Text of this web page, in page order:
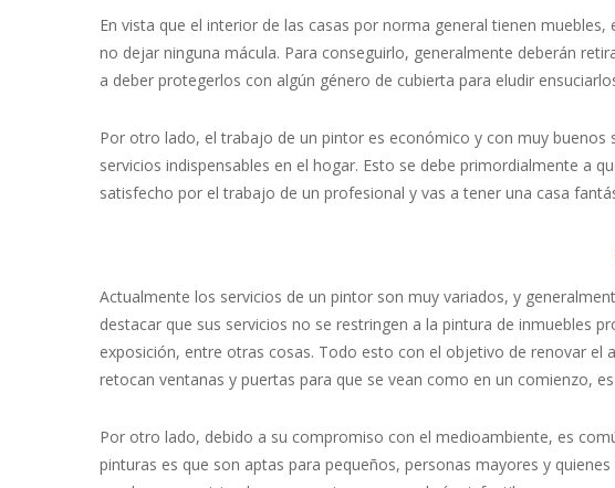
En vista que el interior de las casas por norma general tienen
no dejar ninguna mácula. Para conseguirlo, generalmente deberán
a deber protegerlos con algún género de cubierta para eludir
Por otro lado, el trabajo de un pintor es económico y con muy
servicios indispensables en el hogar. Esto se debe primordialmente a
satisfecho por el trabajo de un profesional y vas a tener una casa
Actualmente los servicios de un pintor son muy variados, y
destacar que sus servicios no se restringen a la pintura de inmuebles
exposición, entre otras cosas. Todo esto con el objetivo de renovar el
retocan ventanas y puertas para que se vean como en un comienzo,
Por otro lado, debido a su compromiso con el medioambiente, es
pinturas es que son aptas para pequeños, personas mayores y